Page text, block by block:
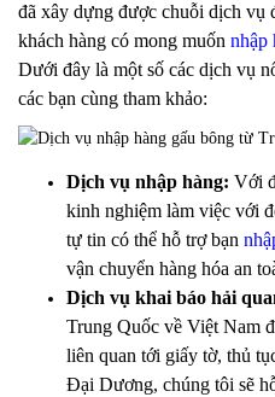
đã xây dựng được chuỗi dịch vụ
khách hàng có mong muốn nhập
Dưới đây là một số các dịch vụ
các bạn cùng tham khảo:
Dịch vụ nhập hàng: Với
kinh nghiệm làm việc với
tự tin có thể hỗ trợ bạn
vận chuyển hàng hóa an
Dịch vụ khai báo hải
Trung Quốc về Việt Nam
liên quan tới giấy tờ, thủ
Đại Dương, chúng tôi sẽ